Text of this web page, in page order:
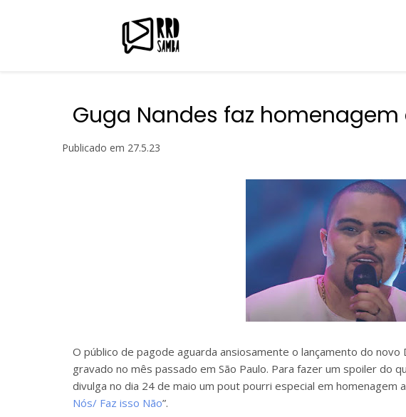
Guga Nandes faz homenagem
Publicado em 27.5.23
O público de pagode aguarda ansiosamente o lançamento do novo
gravado no mês passado em São Paulo. Para fazer um spoiler do
divulga no dia 24 de maio um pout pourri especial em homenagem
Nós/ Faz isso Não”.